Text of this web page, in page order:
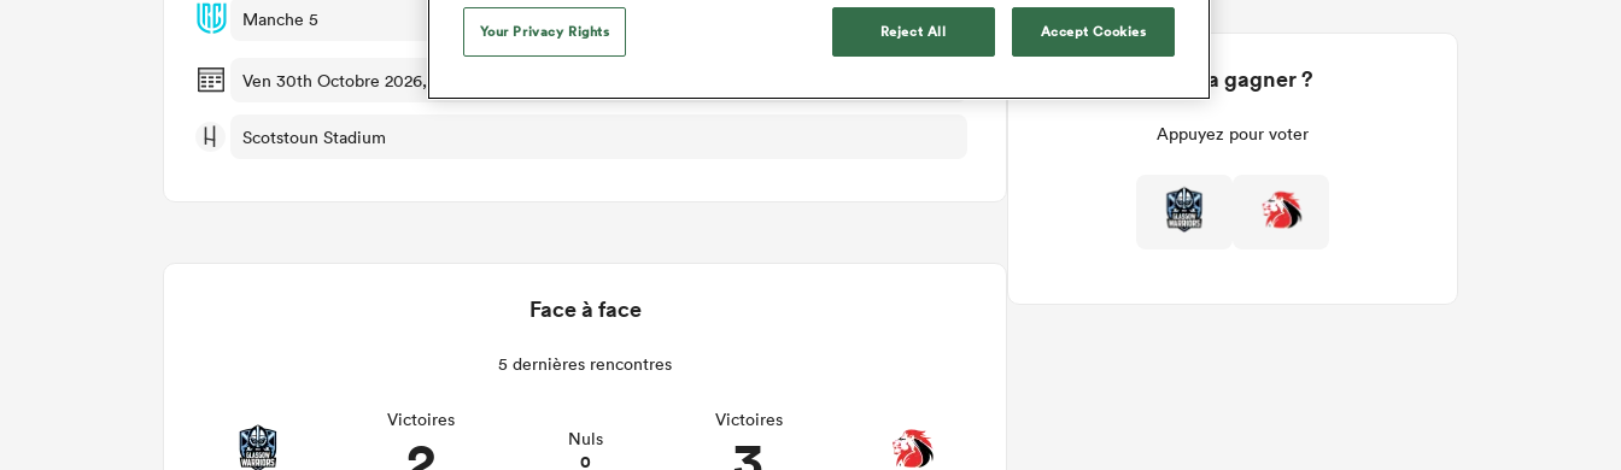
Qui va gagner ?
Appuyez pour voter
Manche 5
Ven 30th Octobre 2026, 12:45pm PDT
Scotstoun Stadium
Face à face
5 dernières rencontres
Victoires
Nuls
0
Victoires
Your Privacy Rights Reject All Accept Cookies